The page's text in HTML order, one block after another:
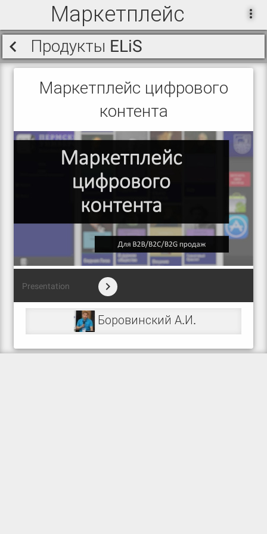
Маркетплейс
Продукты ELiS
Маркетплейс цифрового
контента
Presentation
Боровинский А.И.